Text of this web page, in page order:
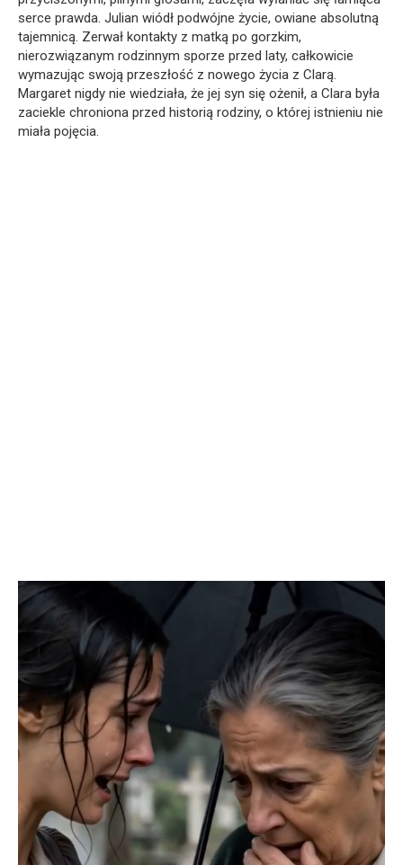
serce prawda. Julian wiódł podwójne życie, owiane absolutną
tajemnicą. Zerwał kontakty z matką po gorzkim,
nierozwiązanym rodzinnym sporze przed laty, całkowicie
wymazując swoją przeszłość z nowego życia z Clarą.
Margaret nigdy nie wiedziała, że jej syn się ożenił, a Clara była
zaciekle chroniona przed historią rodziny, o której istnieniu nie
miała pojęcia.